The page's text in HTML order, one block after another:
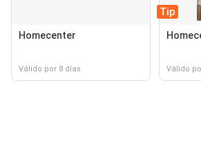
Homecenter
Válido por 8 días
Tip
Válido